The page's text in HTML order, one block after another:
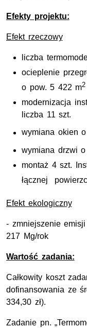
Efekty projektu:
Efekt rzeczowy
liczba
ocieplenie
o pow. 5 422 m2
modernizacja
liczba 11 szt.
wymiana okien
wymiana drzwi
montaż 4 szt.
łącznej
Efekt ekologiczny
- zmniejszenie
217 Mg/rok
Wartość zadania:
Całkowity koszt
dofinansowania ze
334,30 zł).
Zadanie pn.